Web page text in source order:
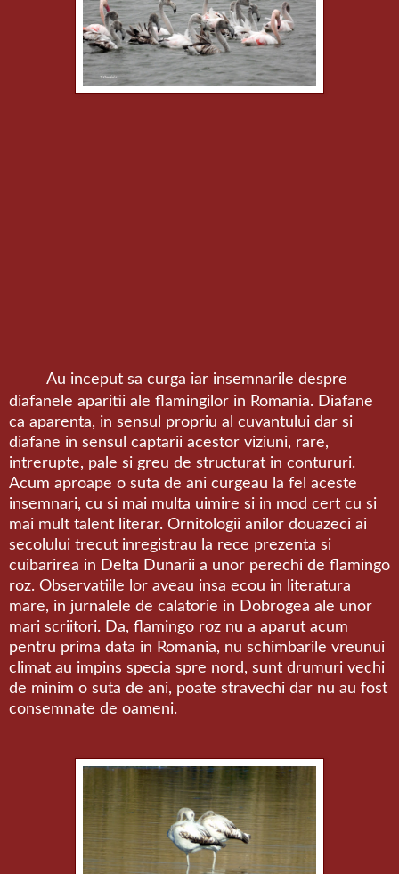
Au inceput sa curga iar insemnarile despre
diafanele aparitii ale flamingilor in Romania. Diafane
ca aparenta, in sensul propriu al cuvantului dar si
diafane in sensul captarii acestor viziuni, rare,
intrerupte, pale si greu de structurat in contururi.
Acum aproape o suta de ani curgeau la fel aceste
insemnari, cu si mai multa uimire si in mod cert cu si
mai mult talent literar. Ornitologii anilor douazeci ai
secolului trecut inregistrau la rece prezenta si
cuibarirea in Delta Dunarii a unor perechi de flamingo
roz. Observatiile lor aveau insa ecou in literatura
mare, in jurnalele de calatorie in Dobrogea ale unor
mari scriitori. Da, flamingo roz nu a aparut acum
pentru prima data in Romania, nu schimbarile vreunui
climat au impins specia spre nord, sunt drumuri vechi
de minim o suta de ani, poate stravechi dar nu au fost
consemnate de oameni.